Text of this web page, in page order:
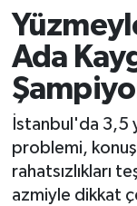
Ada
İstanbul'da 3,5
problemi,
rahatsızlıkları
azmiyle dikkat
Bölge
EĞİTİM
Ekonomi
Genel
Antalya
Süper Lig
Tüm
Son Dakika